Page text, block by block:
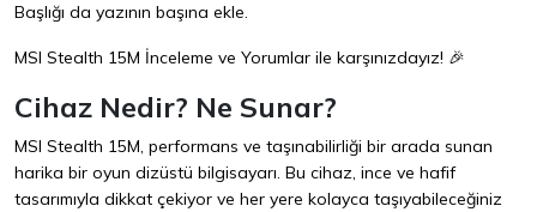
Başlığı da yazının başına ekle.
MSI Stealth 15M İnceleme ve Yorumlar ile karşınızdayız! 🎉
Cihaz Nedir? Ne Sunar?
MSI Stealth 15M, performans ve taşınabilirliği bir arada sunan
harika bir oyun dizüstü bilgisayarı. Bu cihaz, ince ve hafif
tasarımıyla dikkat çekiyor ve her yere kolayca taşıyabileceğiniz